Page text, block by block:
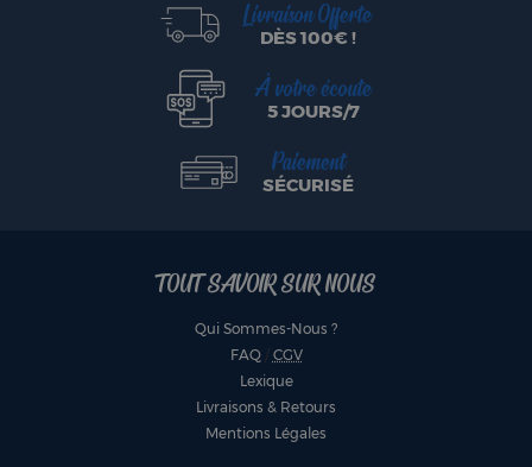
Livraison Offerte
DÈS 100€ !
À votre écoute
5 JOURS/7
Paiement
SÉCURISÉ
TOUT SAVOIR SUR NOUS
Qui Sommes-Nous ?
FAQ/ CGV
Lexique
Livraisons & Retours
Mentions Légales